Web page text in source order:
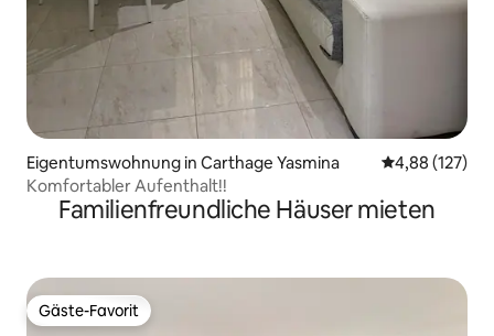
Eigentumswohnung in Carthage Yasmina
4,88 (127)
Komfortabler Aufenthalt!!
Familienfreundliche Häuser mieten
Gäste-Favorit
Gäste-Favorit